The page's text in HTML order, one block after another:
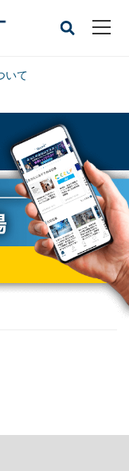
いて
2件、全9件が公開
ュリティ更新